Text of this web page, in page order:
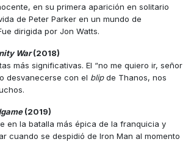
en su primera aparición en solitario
de Peter Parker en un mundo de
dirigida por Jon Watts.
War(2018)
más significativas. El “no me quiero ir, señor
desvanecerse con el blipde Thanos, nos
(2019)
en la batalla más épica de la franquicia y
cuando se despidió de Iron Man al momento